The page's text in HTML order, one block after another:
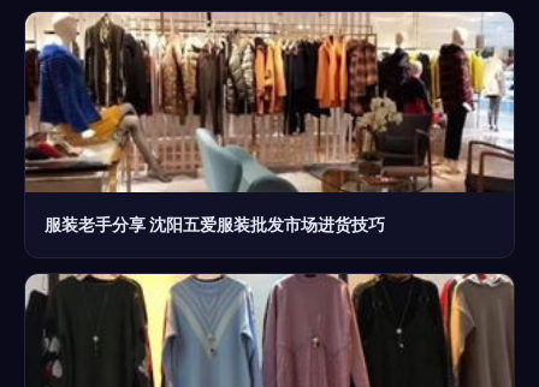
服装老手分享 沈阳五爱服装批发市场进货技巧